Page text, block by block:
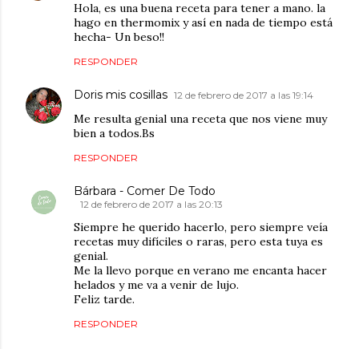
Hola, es una buena receta para tener a mano. la
hago en thermomix y así en nada de tiempo está
hecha- Un beso!!
RESPONDER
Doris mis cosillas 12 de febrero de 2017 a las 19:14
Me resulta genial una receta que nos viene muy
bien a todos.Bs
RESPONDER
Bárbara - Comer De Todo
12 de febrero de 2017 a las 20:13
Siempre he querido hacerlo, pero siempre veía
recetas muy difíciles o raras, pero esta tuya es
genial.
Me la llevo porque en verano me encanta hacer
helados y me va a venir de lujo.
Feliz tarde.
RESPONDER